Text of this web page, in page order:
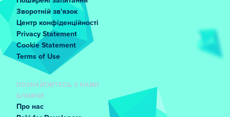
Зворотній зв'язок
Центр конфіденційності
Privacy Statement
Cookie Statement
Terms of Use
ПОЗНАЙОМТЕСЬ З НАМИ
БЛИЖЧЕ
Про нас